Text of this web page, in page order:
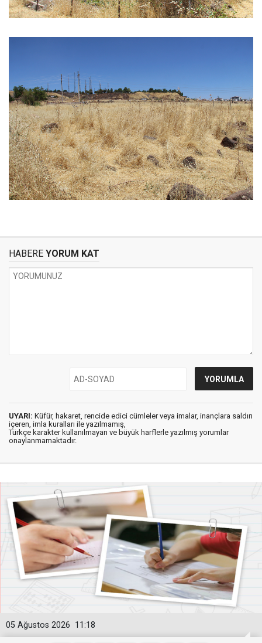
HABERE YORUM KAT
UYARI: Küfür, hakaret, rencide edici cümleler veya imalar, inançlara saldırı
içeren, imla kuralları ile yazılmamış,
Türkçe karakter kullanılmayan ve büyük harflerle yazılmış yorumlar
onaylanmamaktadır.
11:18
05 Ağustos 2026